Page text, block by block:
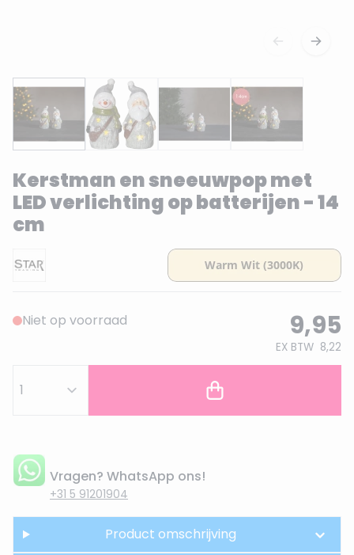
Kerstman en sneeuwpop met
LED verlichting op batterijen - 14
cm
Niet op voorraad 9,95
EX BTW 8,22
Vragen? WhatsApp ons!
+31 5 91201904
Product omschrijving